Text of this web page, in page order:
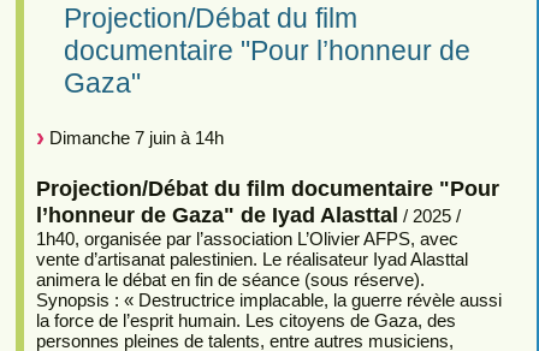
Projection/Débat du film
documentaire "Pour l’honneur de
Gaza"
Dimanche 7 juin à 14h
Projection/Débat du film documentaire "Pour
l’honneur de Gaza" de Iyad Alasttal / 2025 /
1h40, organisée par l’association L’Olivier AFPS, avec
vente d’artisanat palestinien. Le réalisateur Iyad Alasttal
animera le débat en fin de séance (sous réserve).
Synopsis : « Destructrice implacable, la guerre révèle aussi
la force de l’esprit humain. Les citoyens de Gaza, des
personnes pleines de talents, entre autres musiciens,